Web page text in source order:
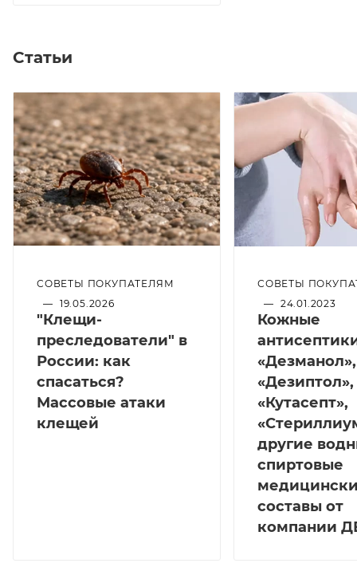
Статьи
СОВЕТЫ ПОКУПАТЕЛЯМ
— 19.05.2026
"Клещи-
преследователи" в
России: как
спасаться?
Массовые атаки
клещей
СОВЕТЫ
— 24.01.2023
Кожные
«Дезманол»,
«Дезиптол»,
«Кутасепт»,
другие
спиртовые
составы от
компании